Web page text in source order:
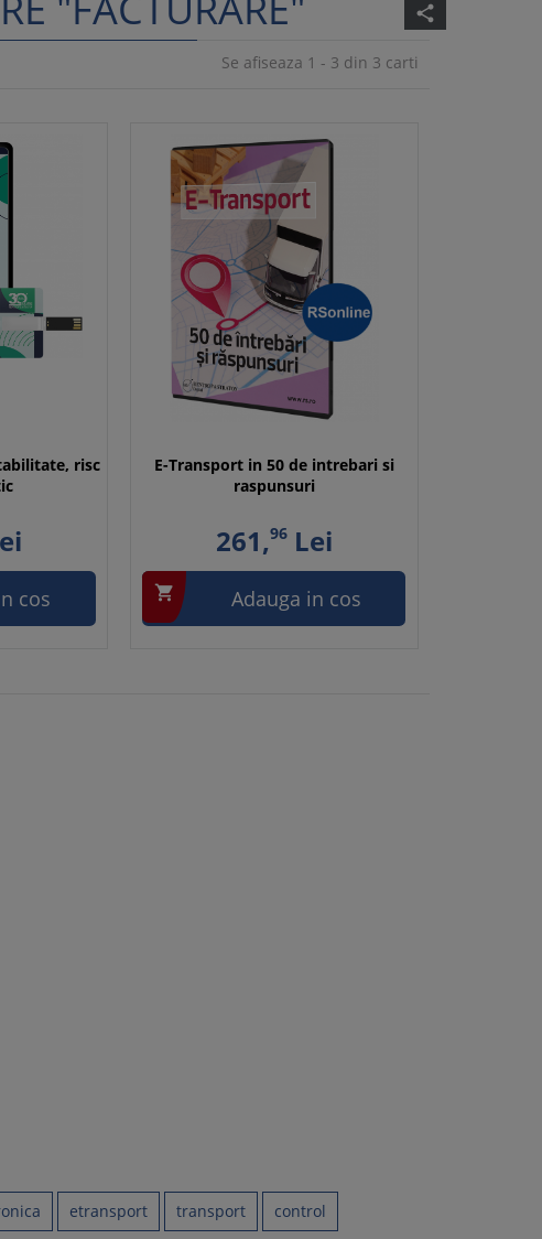
share
Se afiseaza 1 - 3 din 3 carti
risc
cos
E-Transport in 50 de intrebari si
raspunsuri
261,96Lei
 Adauga in cos
etransport transport control